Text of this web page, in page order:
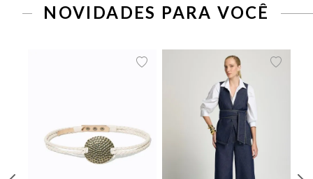
NOVIDADES PARA VOCÊ